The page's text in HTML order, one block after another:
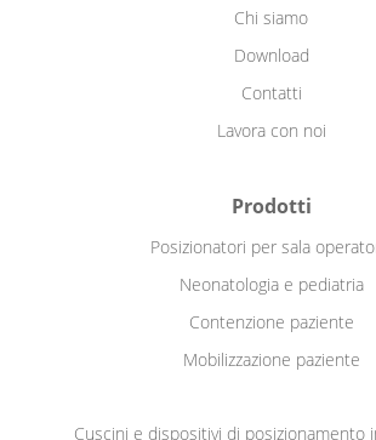
Chi siamo
Download
Contatti
Lavora con noi
Prodotti
Posizionatori per sala
Neonatologia e pediatria
Contenzione paziente
Mobilizzazione paziente
Cuscini e dispositivi di posizionamento